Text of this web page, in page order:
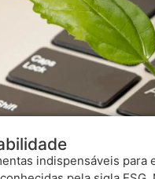
indispensáveis para